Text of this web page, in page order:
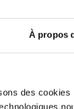
À propos
des cookies
le(s)